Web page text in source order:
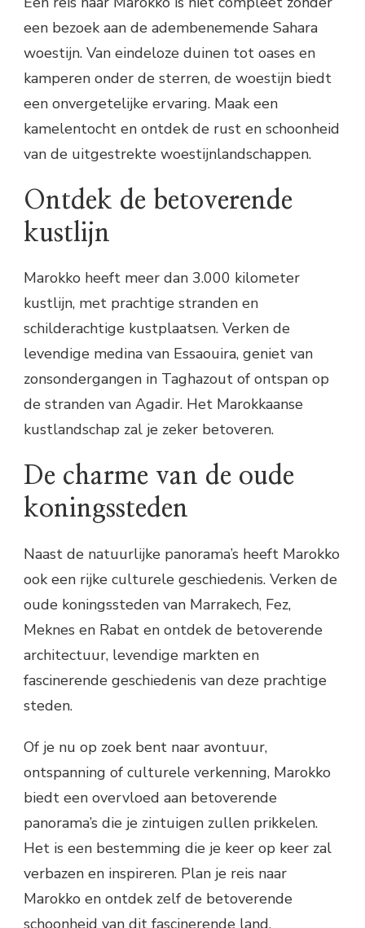
een bezoek aan de adembenemende Sahara
woestijn. Van eindeloze duinen tot oases en
kamperen onder de sterren, de woestijn biedt
een onvergetelijke ervaring. Maak een
kamelentocht en ontdek de rust en schoonheid
van de uitgestrekte woestijnlandschappen.
Ontdek de betoverende
kustlijn
Marokko heeft meer dan 3.000 kilometer
kustlijn, met prachtige stranden en
schilderachtige kustplaatsen. Verken de
levendige medina van Essaouira, geniet van
zonsondergangen in Taghazout of ontspan op
de stranden van Agadir. Het Marokkaanse
kustlandschap zal je zeker betoveren.
De charme van de oude
koningssteden
Naast de natuurlijke panorama’s heeft Marokko
ook een rijke culturele geschiedenis. Verken de
oude koningssteden van Marrakech, Fez,
Meknes en Rabat en ontdek de betoverende
architectuur, levendige markten en
fascinerende geschiedenis van deze prachtige
steden.
Of je nu op zoek bent naar avontuur,
ontspanning of culturele verkenning, Marokko
biedt een overvloed aan betoverende
panorama’s die je zintuigen zullen prikkelen.
Het is een bestemming die je keer op keer zal
verbazen en inspireren. Plan je reis naar
Marokko en ontdek zelf de betoverende
schoonheid van dit fascinerende land.